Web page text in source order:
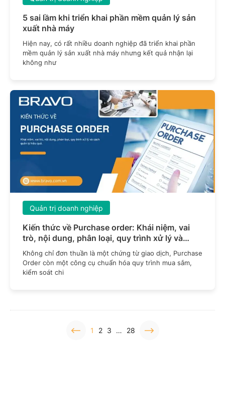
5 sai lầm khi triển khai phần mềm quản lý sản
xuất nhà máy
Hiện nay, có rất nhiều doanh nghiệp đã triển khai phần
mềm quản lý sản xuất nhà máy nhưng kết quả nhận lại
không như
Kiến thức về Purchase order: Khái niệm, vai
trò, nội dung, phân loại, quy trình xử lý và
cách quản lý hiệu quả.
Quản trị doanh nghiệp
Không chỉ đơn thuần là một chứng từ giao dịch, Purchase
Order còn một công cụ chuẩn hóa quy trình mua sắm,
kiểm soát chi
1 2 3 … 28